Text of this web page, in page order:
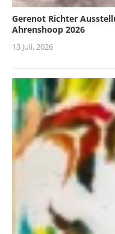
Gerenot Richter
Ahrenshoop 2026
13 Juli, 2026